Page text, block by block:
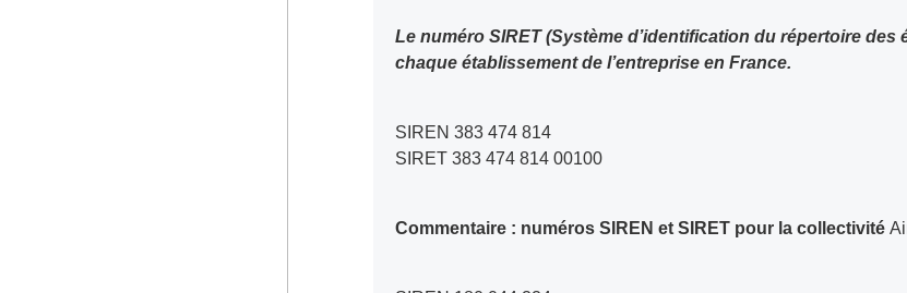
Le numéro SIRET (Système d’identification du répertoire des établissements) identifie
chaque établissement de l’entreprise en France.
SIREN 383 474 814
SIRET 383 474 814 00100
Commentaire : numéros SIREN et SIRET pour la collectivité